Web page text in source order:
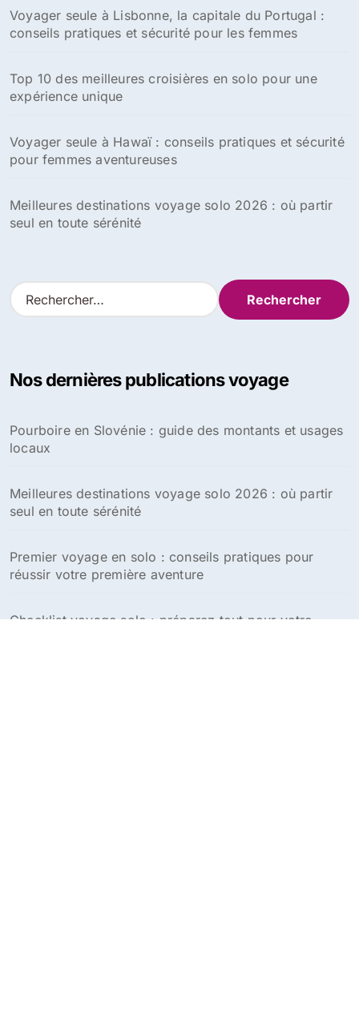
Voyager seule à Lisbonne, la capitale du Portugal :
conseils pratiques et sécurité pour les femmes
Top 10 des meilleures croisières en solo pour une
expérience unique
Voyager seule à Hawaï : conseils pratiques et sécurité
pour femmes aventureuses
Meilleures destinations voyage solo 2026 : où partir
seul en toute sérénité
R
e
r
e
r
Nos dernières publications voyage
Pourboire en Slovénie : guide des montants et usages
locaux
Meilleures destinations voyage solo 2026 : où partir
seul en toute sérénité
Premier voyage en solo : conseils pratiques pour
réussir votre première aventure
Checklist voyage solo : préparez tout pour votre